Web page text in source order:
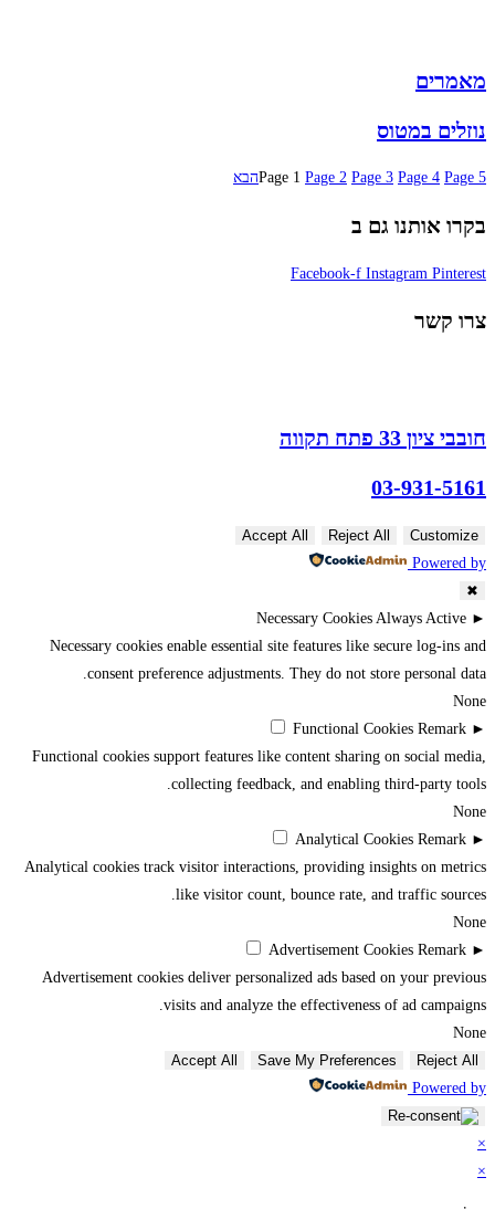
מאמרים
נוזלים במטוס
Page 1 Page 2 Page 3 Page 4 Page 5 הבא
בקרו אותנו גם ב
Facebook-f Instagram Pinterest
צרו קשר
חובבי ציון 33 פתח תקווה
03-931-5161
Customize
Reject All
Accept All
Powered by
✖
►
Necessary Cookies Always Active
Necessary cookies enable essential site features like secure log-ins and
consent preference adjustments. They do not store personal data.
None
►
Functional Cookies Remark
Functional cookies support features like content sharing on social media,
collecting feedback, and enabling third-party tools.
None
►
Analytical Cookies Remark
Analytical cookies track visitor interactions, providing insights on metrics
like visitor count, bounce rate, and traffic sources.
None
►
Advertisement Cookies Remark
Advertisement cookies deliver personalized ads based on your previous
visits and analyze the effectiveness of ad campaigns.
None
Reject All
Save My Preferences
Accept All
Powered by
×
×